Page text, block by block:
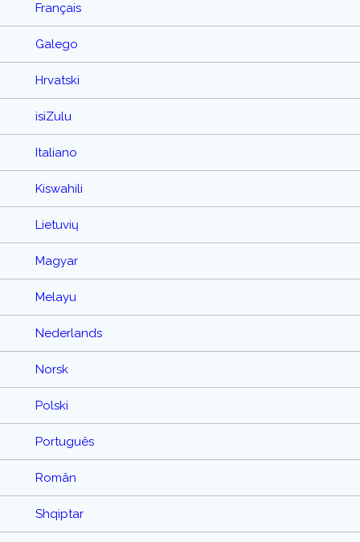
Français
Galego
Hrvatski
isiZulu
Italiano
Kiswahili
Lietuvių
Magyar
Melayu
Nederlands
Norsk
Polski
Português
Român
Shqiptar